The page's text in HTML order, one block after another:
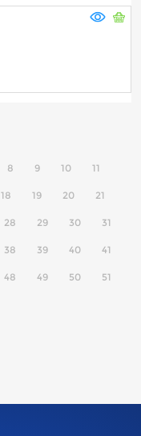
8 9 10 11
18 19 20 21
28 29 30 31
38 39 40 41
48 49 50 51